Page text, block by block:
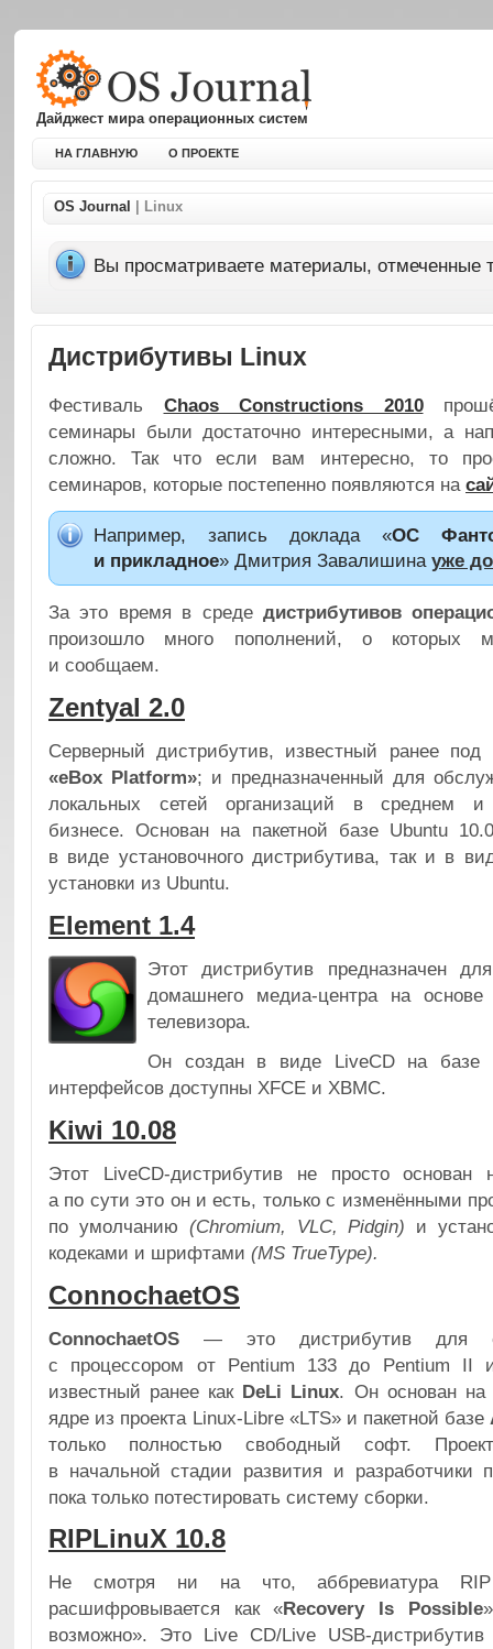
Дайджест мира операционных систем
НА ГЛАВНУЮ О ПРОЕКТЕ
OS Journal | Linux
Вы просматриваете материалы, отмеченные
Дистрибутивы Linux
Фестиваль Chaos Constructions 2010
семинары были достаточно интересными, а
сложно. Так что если вам интересно, то
семинаров, которые постепенно появляются на
Например, запись доклада «ОС
и прикладное» Дмитрия Завалишина уже
За это время в среде дистрибутивов
произошло много пополнений, о которых
и сообщаем.
Zentyal 2.0
Серверный дистрибутив, известный ранее под
«eBox Platform»; и предназначенный для
локальных сетей организаций в среднем
бизнесе. Основан на пакетной базе Ubuntu
в виде установочного дистрибутива, так и в
установки из Ubuntu.
Element 1.4
Этот дистрибутив предназначен
домашнего медиа-центра на
телевизора.
Он создан в виде LiveCD на базе
интерфейсов доступны XFCE и XBMC.
Kiwi 10.08
Этот LiveCD-дистрибутив не просто основан
а по сути это он и есть, только с изменёнными
по умолчанию (Chromium, VLC, Pidgin) и
кодеками и шрифтами (MS TrueType).
ConnochaetOS
ConnochaetOS — это дистрибутив для
с процессором от Pentium 133 до Pentium II
известный ранее как DeLi Linux. Он основан на
ядре из проекта Linux-Libre «LTS» и пакетной базе
только полностью свободный софт.
в начальной стадии развития и разработчики
пока только потестировать систему сборки.
RIPLinuX 10.8
Не смотря ни на что, аббревиатура
расшифровывается как «Recovery Is Possible
возможно». Это Live CD/Live USB-